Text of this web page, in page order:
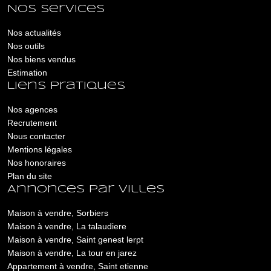
Nos services
Nos actualités
Nos outils
Nos biens vendus
Estimation
Liens pratiques
Nos agences
Recrutement
Nous contacter
Mentions légales
Nos honoraires
Plan du site
Annonces par villes
Maison à vendre, Sorbiers
Maison à vendre, La talaudiere
Maison à vendre, Saint genest lerpt
Maison à vendre, La tour en jarez
Appartement à vendre, Saint etienne